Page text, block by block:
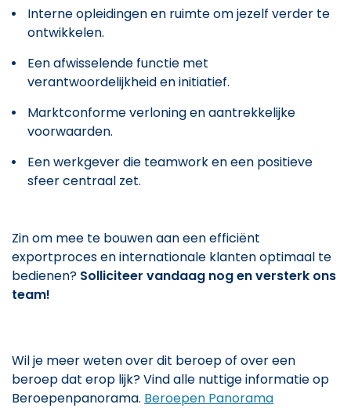
Interne opleidingen en ruimte om jezelf verder te
ontwikkelen.
Een afwisselende functie met
verantwoordelijkheid en initiatief.
Marktconforme verloning en aantrekkelijke
voorwaarden.
Een werkgever die teamwork en een positieve
sfeer centraal zet.
Zin om mee te bouwen aan een efficiënt
exportproces en internationale klanten optimaal te
bedienen? Solliciteer vandaag nog en versterk ons
team!
Wil je meer weten over dit beroep of over een
beroep dat erop lijk? Vind alle nuttige informatie op
Beroepenpanorama. Beroepen Panorama